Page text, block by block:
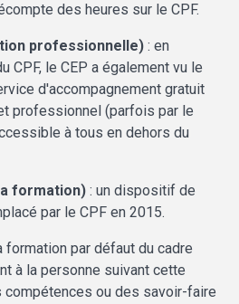
des heures sur le CPF.
professionnelle) : en
CPF, le CEP a également vu le
d'accompagnement gratuit
professionnel (parfois par le
à tous en dehors du
formation) : un dispositif de
par le CPF en 2015.
formation par défaut du cadre
à la personne suivant cette
compétences ou des savoir-faire